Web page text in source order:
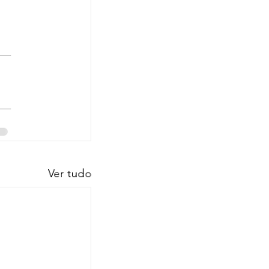
Ver tudo